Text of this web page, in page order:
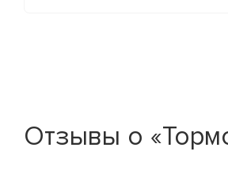
Отзывы о